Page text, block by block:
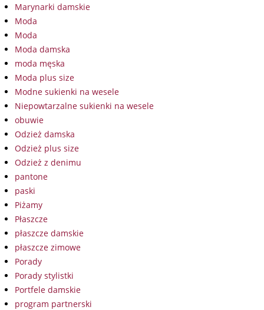
Marynarki damskie
Moda
Moda
Moda damska
moda męska
Moda plus size
Modne sukienki na wesele
Niepowtarzalne sukienki na wesele
obuwie
Odzież damska
Odzież plus size
Odzież z denimu
pantone
paski
Piżamy
Płaszcze
płaszcze damskie
płaszcze zimowe
Porady
Porady stylistki
Portfele damskie
program partnerski